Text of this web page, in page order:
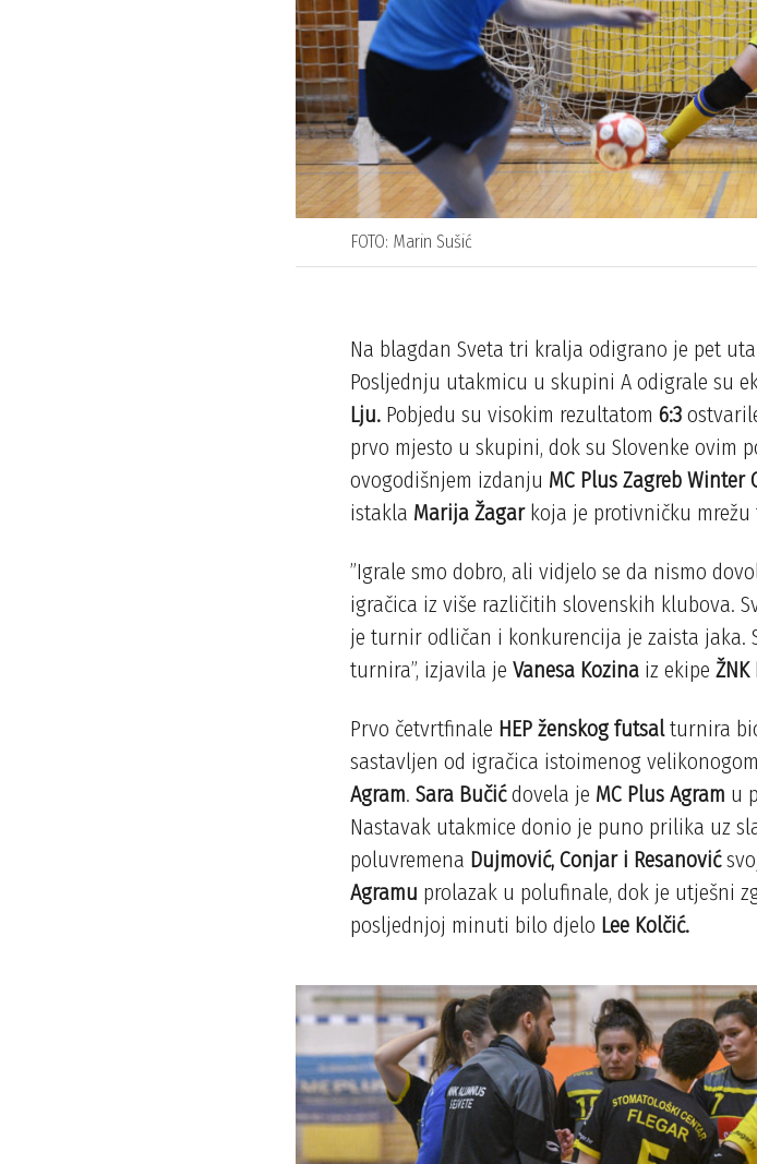
FOTO: Marin Sušić
Na blagdan Sveta tri kralja odigrano je pet
Posljednju utakmicu u skupini A odigrale su
Lju. Pobjedu su visokim rezultatom 6:3
prvo mjesto u skupini, dok su Slovenke ovim
ovogodišnjem izdanju MC Plus Zagreb Winter
istakla Marija Žagar koja je protivničku
”Igrale smo dobro, ali vidjelo se da nismo
igračica iz više različitih slovenskih klubova.
je turnir odličan i konkurencija je zaista jaka.
turnira”, izjavila je Vanesa Kozina iz ekipe ŽNK
Prvo četvrtfinale HEP ženskog futsalturnira
sastavljen od igračica istoimenog
Agram. Sara Bučićdovela je MC Plus Agram u
Nastavak utakmice donio je puno prilika uz
poluvremena Dujmović, Conjar i Resanović
Agramu prolazak u polufinale, dok je utješni
posljednjoj minuti bilo djelo Lee Kolčić.